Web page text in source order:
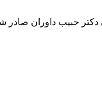
دکتر حبیب داوران